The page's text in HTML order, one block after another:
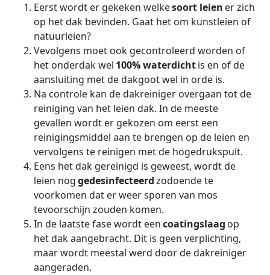
Eerst wordt er gekeken welkesoort leien er zich
op het dak bevinden. Gaat het om kunstleien of
natuurleien?
Vevolgens moet ook gecontroleerd worden of
het onderdak wel 100% waterdichtis en of de
aansluiting met de dakgoot wel in orde is.
Na controle kan de dakreiniger overgaan tot de
reiniging van het leien dak. In de meeste
gevallen wordt er gekozen om eerst een
reinigingsmiddel aan te brengen op de leien en
vervolgens te reinigen met de hogedrukspuit.
Eens het dak gereinigd is geweest, wordt de
leien noggedesinfecteerdzodoende te
voorkomen dat er weer sporen van mos
tevoorschijn zouden komen.
In de laatste fase wordt eencoatingslaag op
het dak aangebracht. Dit is geen verplichting,
maar wordt meestal werd door de dakreiniger
aangeraden.